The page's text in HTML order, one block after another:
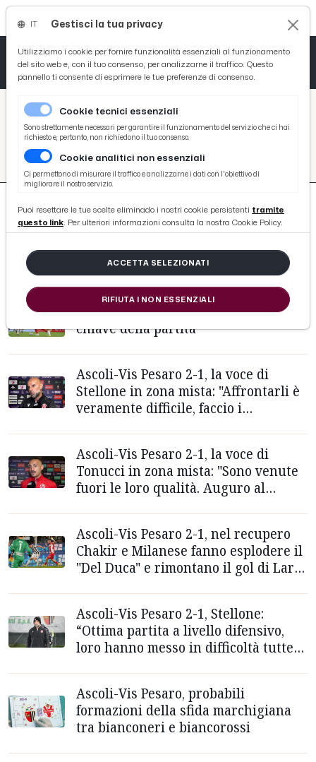
/ Picenotime
/ #vis-pesaro
#VIS-PESARO
117 ARTICOLI
Ascoli-Vis Pesaro 2-1, i momenti
chiave della partita
Ascoli-Vis Pesaro 2-1, la voce di
Stellone in zona mista: "Affrontarli è
veramente difficile, faccio i
Ascoli-Vis Pesaro 2-1, la voce di
Tonucci in zona mista: "Sono venute
fuori le loro qualità. Auguro al
Ascoli-Vis Pesaro 2-1, nel recupero
Chakir e Milanese fanno esplodere il
"Del Duca" e rimontano il gol di Lari.
Ascoli-Vis Pesaro 2-1, Stellone:
“Ottima partita a livello difensivo,
loro hanno messo in difficoltà tutte
Ascoli-Vis Pesaro, probabili
formazioni della sfida marchigiana
tra bianconeri e biancorossi
Gestisci la tua privacy
Utilizziamo i cookie per fornire funzionalità essenziali al funzionamento
del sito web e, con il tuo consenso, per analizzarne il traffico. Questo
pannello ti consente di esprimere le tue preferenze di consenso.
Cookie tecnici essenziali
Sono strettamente necessari per garantire il funzionamento del servizio che ci hai
richiesto e, pertanto, non richiedono il tuo consenso.
Cookie analitici non essenziali
Ci permettono di misurare il traffico e analizzarne i dati con l'obiettivo di
migliorare il nostro servizio.
Puoi resettare le tue scelte eliminado i nostri cookie persistenti tramite
questo link. Per ulteriori informazioni consulta la nostra Cookie Policy.
ACCETTA SELEZIONATI
RIFIUTA I NON ESSENZIALI
Tutto News
Tutto Sport
Basket
Ciclismo
Tutto Curiosità